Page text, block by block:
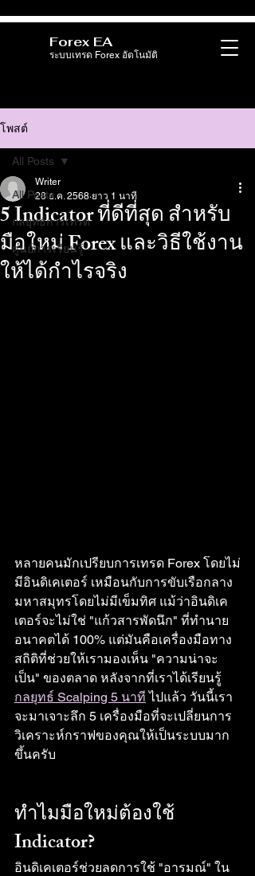
Forex EA
ระบบเทรด Forex อัตโนมัติ
โพสต์
All Posts
กลยุทธ์การเทรด
ศูนย์การเรียนรู้
All Posts
5 Indicator ที่ดีที่สุด สำหรับ
มือใหม่ Forex และวิธีใช้งาน
ให้ได้กำไรจริง
Writer
28 ธ.ค. 2568 ยาว 1 นาที
หลายคนมักเปรียบการเทรด Forex โดยไม่
มีอินดิเคเตอร์ เหมือนกับการขับเรือกลาง
มหาสมุทรโดยไม่มีเข็มทิศ แม้ว่าอินดิเค
เตอร์จะไม่ใช่ "แก้วสารพัดนึก" ที่ทำนาย
อนาคตได้ 100% แต่มันคือเครื่องมือทาง
สถิติที่ช่วยให้เรามองเห็น "ความน่าจะ
เป็น" ของตลาด หลังจากที่เราได้เรียนรู้
กลยุทธ์ Scalping 5 นาที ไปแล้ว วันนี้เรา
จะมาเจาะลึก 5 เครื่องมือที่จะเปลี่ยนการ
วิเคราะห์กราฟของคุณให้เป็นระบบมาก
ขึ้นครับ
ทำไมมือใหม่ต้องใช้
Indicator?
อินดิเคเตอร์ช่วยลดการใช้ "อารมณ์" ใน